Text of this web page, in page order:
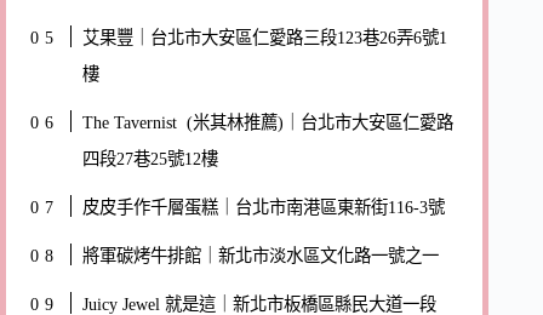
艾果豐｜台北市大安區仁愛路三段123巷26弄6號1
樓
The Tavernist (米其林推薦)｜台北市大安區仁愛路
四段27巷25號12樓
皮皮手作千層蛋糕｜台北市南港區東新街116-3號
將軍碳烤牛排館｜新北市淡水區文化路一號之一
Juicy Jewel 就是這｜新北市板橋區縣民大道一段